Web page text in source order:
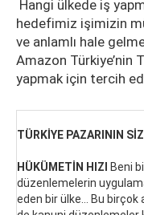
Hangi ülkede iş
hedefimiz işimizin
ve anlamlı hale
Amazon Türkiye’nin
yapmak için tercih
TÜRKİYE PAZARININ
HÜKÜMETİN HIZI
Beni
düzenlemelerin
eden bir ülke… Bu